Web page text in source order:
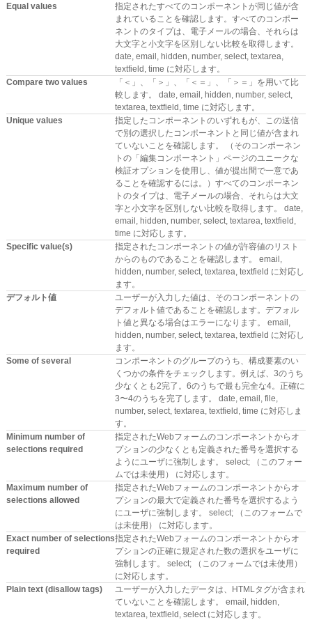
Equal values
指定されたすべてのコンポーネントが同じ値が含
まれていることを確認します。すべてのコンポー
ネントのタイプは、電子メールの場合、それらは
大文字と小文字を区別しない比較を取得します。
date, email, hidden, number, select, textarea,
textfield, time に対応します。
Compare two values
「＜」、「＞」、「＜＝」、「＞＝」を用いて比
較します。 date, email, hidden, number, select,
textarea, textfield, time に対応します。
Unique values
指定したコンポーネントのいずれもが、この送信
で別の選択したコンポーネントと同じ値が含まれ
ていないことを確認します。 （そのコンポーネン
トの「編集コンポーネント」ページのユニークな
検証オプションを使用し、値が提出間で一意であ
ることを確認するには。）すべてのコンポーネン
トのタイプは、電子メールの場合、それらは大文
字と小文字を区別しない比較を取得します。 date,
email, hidden, number, select, textarea, textfield,
time に対応します。
Specific value(s)
指定されたコンポーネントの値が許容値のリスト
からのものであることを確認します。 email,
hidden, number, select, textarea, textfield に対応し
ます。
デフォルト値
ユーザーが入力した値は、そのコンポーネントの
デフォルト値であることを確認します。デフォル
ト値と異なる場合はエラーになります。 email,
hidden, number, select, textarea, textfield に対応し
ます。
Some of several
コンポーネントのグループのうち、構成要素のい
くつかの条件をチェックします。例えば、3のうち
少なくとも2完了。6のうちで最も完全な4。正確に
3〜4のうちを完了します。 date, email, file,
number, select, textarea, textfield, time に対応しま
す。
Minimum number of
selections required
指定されたWebフォームのコンポーネントからオ
プションの少なくとも定義された番号を選択する
ようにユーザに強制します。 select; （このフォー
ムでは未使用） に対応します。
Maximum number of
selections allowed
指定されたWebフォームのコンポーネントからオ
プションの最大で定義された番号を選択するよう
にユーザに強制します。 select; （このフォームで
は未使用） に対応します。
Exact number of selections
required
指定されたWebフォームのコンポーネントからオ
プションの正確に規定された数の選択をユーザに
強制します。 select; （このフォームでは未使用）
に対応します。
Plain text (disallow tags)
ユーザーが入力したデータは、HTMLタグが含まれ
ていないことを確認します。 email, hidden,
textarea, textfield, select に対応します。